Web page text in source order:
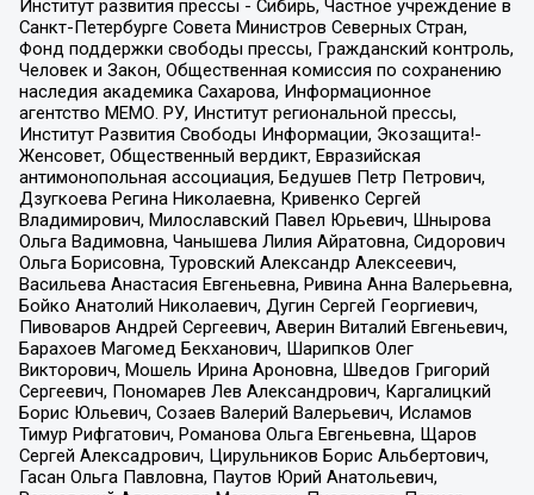
Институт развития прессы - Сибирь, Частное учреждение в
Санкт-Петербурге Совета Министров Северных Стран,
Фонд поддержки свободы прессы, Гражданский контроль,
Человек и Закон, Общественная комиссия по сохранению
наследия академика Сахарова, Информационное
агентство МЕМО. РУ, Институт региональной прессы,
Институт Развития Свободы Информации, Экозащита!-
Женсовет, Общественный вердикт, Евразийская
антимонопольная ассоциация, Бедушев Петр Петрович,
Дзугкоева Регина Николаевна, Кривенко Сергей
Владимирович, Милославский Павел Юрьевич, Шнырова
Ольга Вадимовна, Чанышева Лилия Айратовна, Сидорович
Ольга Борисовна, Туровский Александр Алексеевич,
Васильева Анастасия Евгеньевна, Ривина Анна Валерьевна,
Бойко Анатолий Николаевич, Дугин Сергей Георгиевич,
Пивоваров Андрей Сергеевич, Аверин Виталий Евгеньевич,
Барахоев Магомед Бекханович, Шарипков Олег
Викторович, Мошель Ирина Ароновна, Шведов Григорий
Сергеевич, Пономарев Лев Александрович, Каргалицкий
Борис Юльевич, Созаев Валерий Валерьевич, Исламов
Тимур Рифгатович, Романова Ольга Евгеньевна, Щаров
Сергей Алексадрович, Цирульников Борис Альбертович,
Гасан Ольга Павловна, Паутов Юрий Анатольевич,